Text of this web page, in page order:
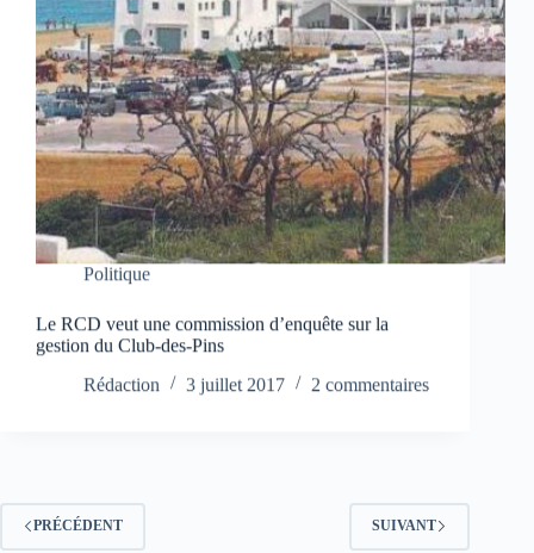
Politique
Le RCD veut une commission d’enquête sur la
gestion du Club-des-Pins
Rédaction
3 juillet 2017 2 commentaires
PRÉCÉDENT SUIVANT